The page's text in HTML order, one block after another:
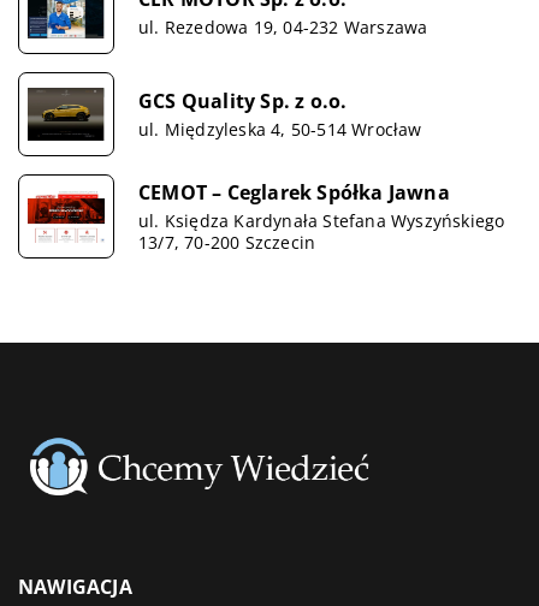
ul. Rezedowa 19, 04-232 Warszawa
GCS Quality Sp. z o.o.
ul. Międzyleska 4, 50-514 Wrocław
CEMOT – Ceglarek Spółka Jawna
ul. Księdza Kardynała Stefana Wyszyńskiego
13/7, 70-200 Szczecin
NAWIGACJA